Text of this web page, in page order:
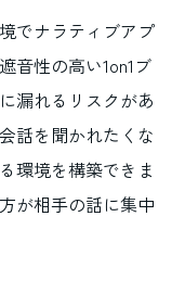
でナラティブアプ
音性の高い1on1ブ
漏れるリスクがあ
話を聞かれたくな
環境を構築できま
が相手の話に集中